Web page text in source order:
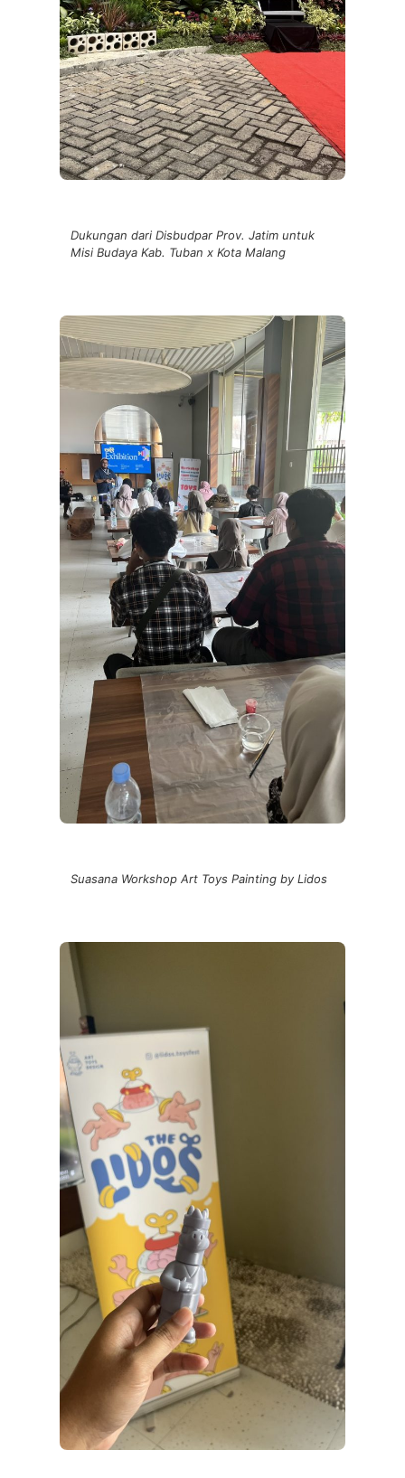
Dukungan dari Disbudpar Prov. Jatim untuk
Misi Budaya Kab. Tuban x Kota Malang
Suasana Workshop Art Toys Painting by Lidos